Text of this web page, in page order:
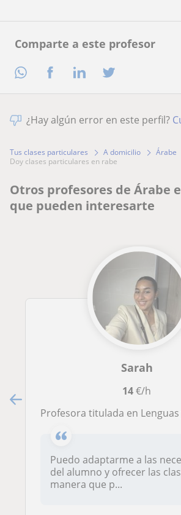
Comparte a este profesor
¿Hay algún error en este perfil?
Tus clases particulares A domicilio Árabe
doy clases particulares en rabe
Otros profesores de Árabe
que pueden interesarte
Sarah
14€/h
Profesora titulada en Lenguas y Mediación Internacional, ofrece clases de italiano,
Puedo adaptarme a las
del alumno y ofrecer las
manera que p...